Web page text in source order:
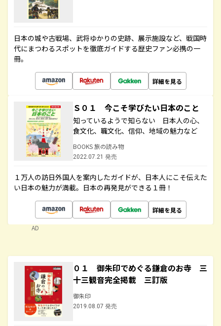
日本の城や古戦場、武将ゆかりの史跡、展示施設など、戦国時
代にまつわるスポットを徹底ガイドする歴史ファン必携の一
冊。
詳細を見る
Ｓ０１ 今こそ学びたい日本のこと
知っているようで知らない 日本人の心、
食文化、職文化、信仰、地域の魅力など
BOOKS 旅の読み物
2022.07.21 発売
１万人の訪日外国人を案内したガイドが、日本人にこそ伝えた
い日本の魅力が満載。日本の再発見ができる１冊！
詳細を見る
AD
０１ 御朱印でめぐる鎌倉のお寺 三
十三観音完全掲載 三訂版
御朱印
2019.08.07 発売